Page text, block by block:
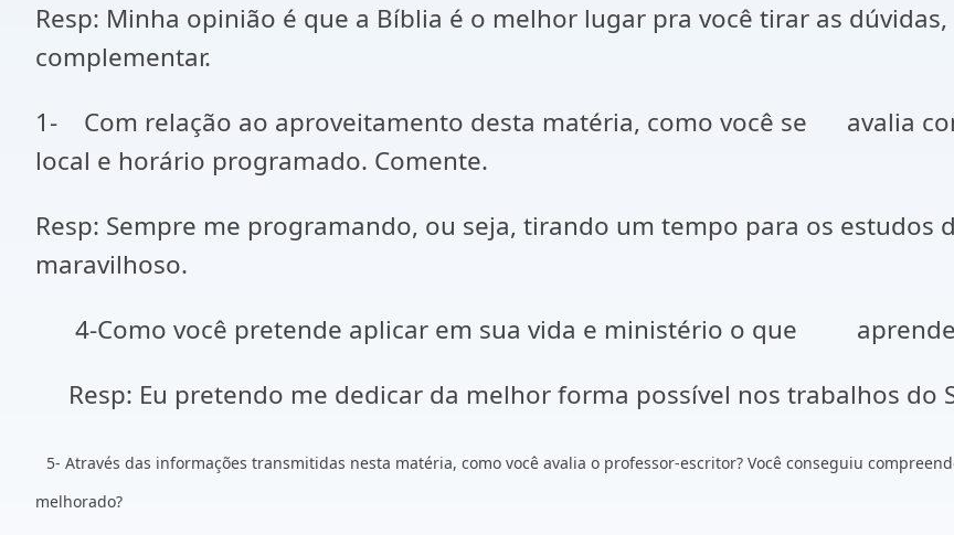
Resp: Minha opinião é que a Bíblia é o melhor lugar pra você tirar as
complementar.
1- Com relação ao aproveitamento desta matéria, como você se avalia
local e horário programado. Comente.
Resp: Sempre me programando, ou seja, tirando um tempo para os estudos
maravilhoso.
4-Como você pretende aplicar em sua vida e ministério o que
Resp: Eu pretendo me dedicar da melhor forma possível nos trabalhos do
5- Através das informações transmitidas nesta matéria, como você avalia o professor-escritor? Você conseguiu
melhorado?